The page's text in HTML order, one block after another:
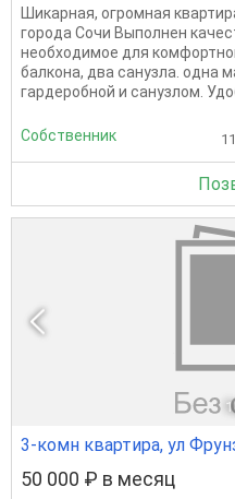
Шикарная, огромная
города Сочи Выполнен
необходимое для
балкона, два санузла. одна
гардеробной и санузлом.
Собственник
1
3-комн квартира, ул
50 000 ₽ в месяц